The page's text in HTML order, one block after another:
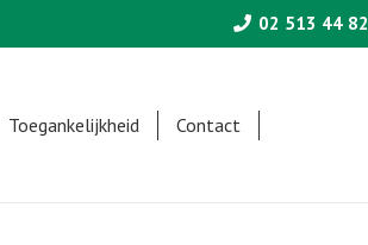
02 513 44 82
Toegankelijkheid Contact